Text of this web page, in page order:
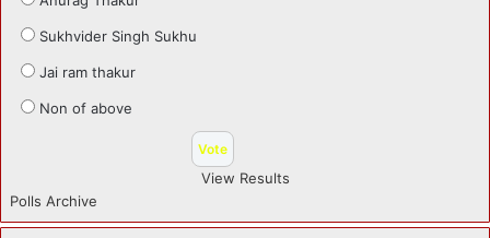
Sukhvider Singh Sukhu
Jai ram thakur
Non of above
View Results
Polls Archive